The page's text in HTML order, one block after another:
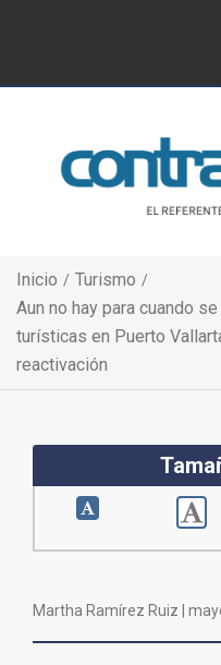
Inicio
Turismo
Aun no hay para cuando
turísticas en Puerto
reactivación
Martha Ramírez Ruiz |